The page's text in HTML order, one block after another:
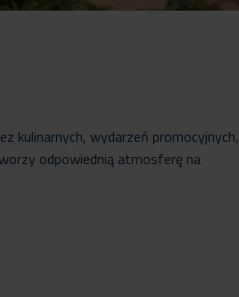
kulinarnych, wydarzeń promocyjnych,
odpowiednią atmosferę na